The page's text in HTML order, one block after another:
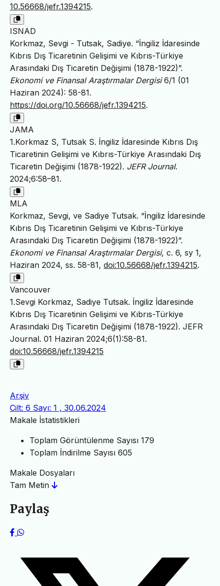
10.56668/jefr.1394215.
ISNAD
Korkmaz, Sevgi - Tutsak, Sadiye. “İngiliz İdaresinde
Kıbrıs Dış Ticaretinin Gelişimi ve Kıbrıs-Türkiye
Arasındaki Dış Ticaretin Değişimi (1878-1922)”.
Ekonomi ve Finansal Araştırmalar Dergisi6/1 (01
Haziran 2024): 58-81.
https://doi.org/10.56668/jefr.1394215.
JAMA
1.Korkmaz S, Tutsak S. İngiliz İdaresinde Kıbrıs Dış
Ticaretinin Gelişimi ve Kıbrıs-Türkiye Arasındaki Dış
Ticaretin Değişimi (1878-1922). JEFR Journal.
2024;6:58–81.
MLA
Korkmaz, Sevgi, ve Sadiye Tutsak. “İngiliz İdaresinde
Kıbrıs Dış Ticaretinin Gelişimi ve Kıbrıs-Türkiye
Arasındaki Dış Ticaretin Değişimi (1878-1922)”.
Ekonomi ve Finansal Araştırmalar Dergisi, c. 6, sy 1,
Haziran 2024, ss. 58-81, doi:10.56668/jefr.1394215.
Vancouver
1.Sevgi Korkmaz, Sadiye Tutsak. İngiliz İdaresinde
Kıbrıs Dış Ticaretinin Gelişimi ve Kıbrıs-Türkiye
Arasındaki Dış Ticaretin Değişimi (1878-1922). JEFR
Journal. 01 Haziran 2024;6(1):58-81.
doi:10.56668/jefr.1394215
Arşiv
Cilt: 6 Sayı: 1 , 30.06.2024
Makale İstatistikleri
Toplam Görüntülenme Sayısı 179
Toplam İndirilme Sayısı 605
Makale Dosyaları
Tam Metin
Paylaş